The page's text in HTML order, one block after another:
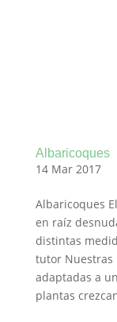
Albaricoques
14 Mar 2017
Albaricoques
en raíz
distintas
tutor Nuestras
adaptadas a
plantas